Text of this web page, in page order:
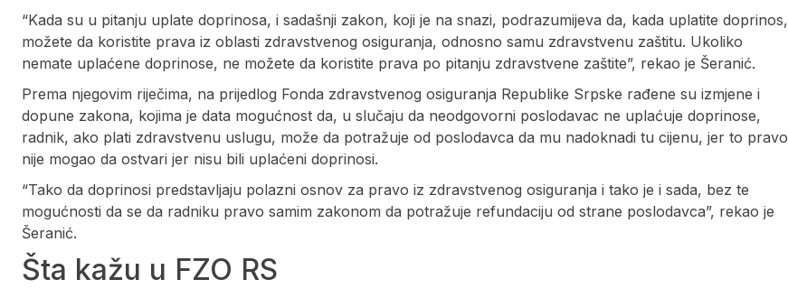
“Kada su u pitanju uplate doprinosa, i sadašnji zakon, koji je na snazi, podrazumijeva da, kada uplatite doprinos,
možete da koristite prava iz oblasti zdravstvenog osiguranja, odnosno samu zdravstvenu zaštitu. Ukoliko
nemate uplaćene doprinose, ne možete da koristite prava po pitanju zdravstvene zaštite”, rekao je Šeranić.
Prema njegovim riječima, na prijedlog Fonda zdravstvenog osiguranja Republike Srpske rađene su izmjene i
dopune zakona, kojima je data mogućnost da, u slučaju da neodgovorni poslodavac ne uplaćuje doprinose,
radnik, ako plati zdravstvenu uslugu, može da potražuje od poslodavca da mu nadoknadi tu cijenu, jer to pravo
nije mogao da ostvari jer nisu bili uplaćeni doprinosi.
“Tako da doprinosi predstavljaju polazni osnov za pravo iz zdravstvenog osiguranja i tako je i sada, bez te
mogućnosti da se da radniku pravo samim zakonom da potražuje refundaciju od strane poslodavca”, rekao je
Šeranić.
Šta kažu u FZO RS